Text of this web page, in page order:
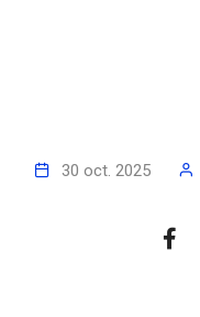
30 oct. 2025